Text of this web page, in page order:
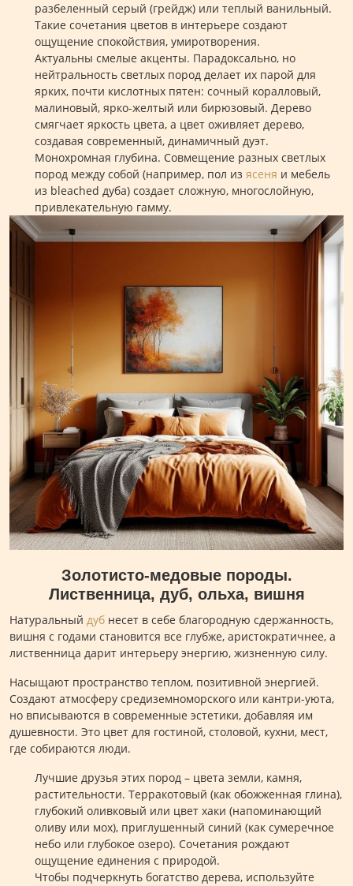
разбеленный серый (грейдж) или теплый ванильный.
Такие сочетания цветов в интерьере создают
ощущение спокойствия, умиротворения.
Актуальны смелые акценты. Парадоксально, но
нейтральность светлых пород делает их парой для
ярких, почти кислотных пятен: сочный коралловый,
малиновый, ярко-желтый или бирюзовый. Дерево
смягчает яркость цвета, а цвет оживляет дерево,
создавая современный, динамичный дуэт.
Монохромная глубина. Совмещение разных светлых
пород между собой (например, пол из ясеня и мебель
из bleached дуба) создает сложную, многослойную,
привлекательную гамму.
Золотисто-медовые породы.
Лиственница, дуб, ольха, вишня
Натуральный дуб несет в себе благородную сдержанность,
вишня с годами становится все глубже, аристократичнее, а
лиственница дарит интерьеру энергию, жизненную силу.
Насыщают пространство теплом, позитивной энергией.
Создают атмосферу средиземноморского или кантри-уюта,
но вписываются в современные эстетики, добавляя им
душевности. Это цвет для гостиной, столовой, кухни, мест,
где собираются люди.
Лучшие друзья этих пород – цвета земли, камня,
растительности. Терракотовый (как обожженная глина),
глубокий оливковый или цвет хаки (напоминающий
оливу или мох), приглушенный синий (как сумеречное
небо или глубокое озеро). Сочетания рождают
ощущение единения с природой.
Чтобы подчеркнуть богатство дерева, используйте